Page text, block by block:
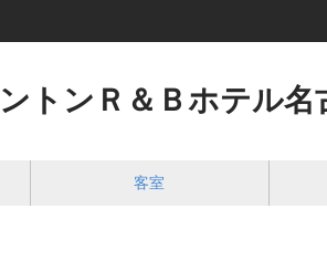
トンＲ＆Ｂホテル名
客室